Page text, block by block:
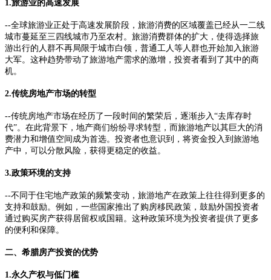
1.旅游业的高速发展
--全球旅游业正处于高速发展阶段，旅游消费的区域覆盖已经从一二线
城市蔓延至三四线城市乃至农村。旅游消费群体的扩大，使得选择旅
游出行的人群不再局限于城市白领，普通工人等人群也开始加入旅游
大军。这种趋势带动了旅游地产需求的激增，投资者看到了其中的商
机。
2.传统房地产市场的转型
--传统房地产市场在经历了一段时间的繁荣后，逐渐步入“去库存时
代”。在此背景下，地产商们纷纷寻求转型，而旅游地产以其巨大的消
费潜力和增值空间成为首选。投资者也意识到，将资金投入到旅游地
产中，可以分散风险，获得更稳定的收益。
3.政策环境的支持
--不同于住宅地产政策的频繁变动，旅游地产在政策上往往得到更多的
支持和鼓励。例如，一些国家推出了购房移民政策，鼓励外国投资者
通过购买房产获得居留权或国籍。这种政策环境为投资者提供了更多
的便利和保障。
二、希腊房产投资的优势
1.永久产权与低门槛